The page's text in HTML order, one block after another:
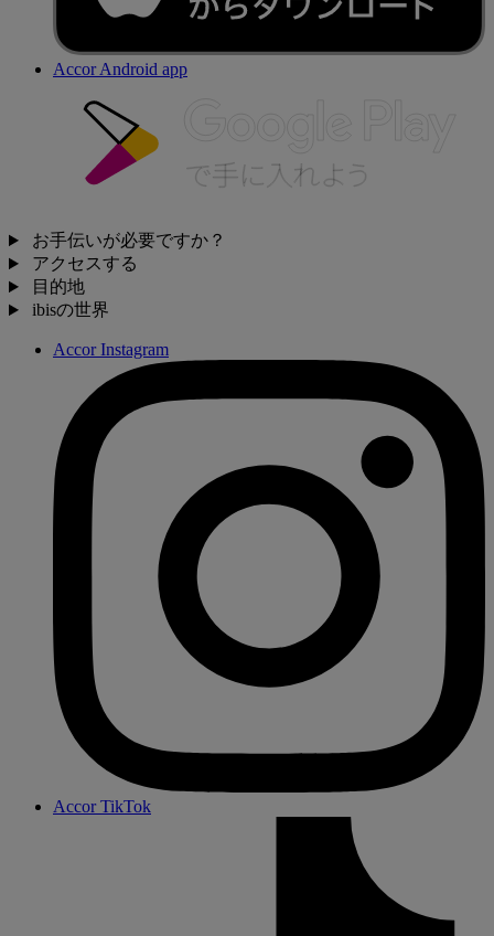
Accor Android app
お手伝いが必要ですか？
アクセスする
目的地
ibisの世界
Accor Instagram
Accor TikTok